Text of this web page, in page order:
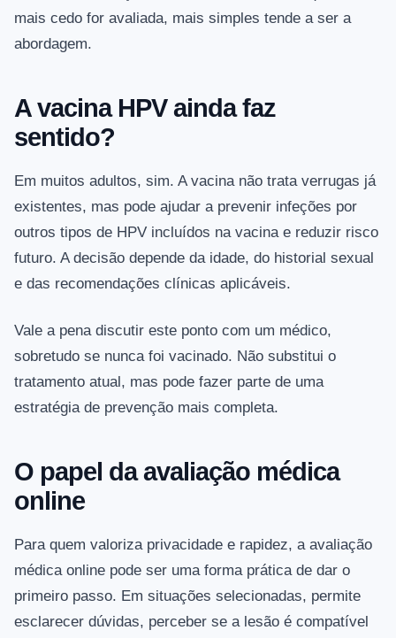
mais cedo for avaliada, mais simples tende a ser a
abordagem.
A vacina HPV ainda faz
sentido?
Em muitos adultos, sim. A vacina não trata verrugas já
existentes, mas pode ajudar a prevenir infeções por
outros tipos de HPV incluídos na vacina e reduzir risco
futuro. A decisão depende da idade, do historial sexual
e das recomendações clínicas aplicáveis.
Vale a pena discutir este ponto com um médico,
sobretudo se nunca foi vacinado. Não substitui o
tratamento atual, mas pode fazer parte de uma
estratégia de prevenção mais completa.
O papel da avaliação médica
online
Para quem valoriza privacidade e rapidez, a avaliação
médica online pode ser uma forma prática de dar o
primeiro passo. Em situações selecionadas, permite
esclarecer dúvidas, perceber se a lesão é compatível